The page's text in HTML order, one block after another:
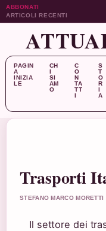
ABBONATI
ARTICOLI RECENTI
PAGIN
A
INIZIA
LE
CH
I
SI
AM
O
C
O
N
TA
TT
I
S
T
O
R
I
A
Trasporti
STEFANO MARCO
Il settore dei